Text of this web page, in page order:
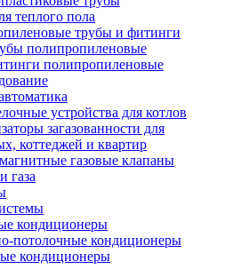
теплого пола
трубы и фитинги
полипропиленовые
полипропиленовые
устройства для котлов
загазованности для
коттеджей и квартир
газовые клапаны
газа
кондиционеры
потолочные кондиционеры
кондиционеры